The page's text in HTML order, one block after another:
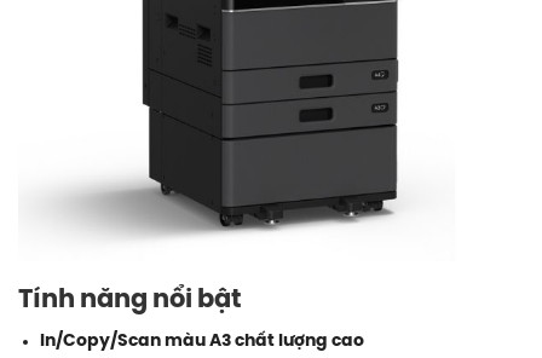
Tính năng nổi bật
In/Copy/Scan màu A3 chất lượng cao